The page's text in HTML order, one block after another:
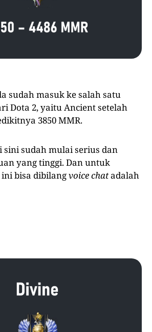
sudah masuk ke salah satu
Dota 2, yaitu Ancient setelah
3850 MMR.
sini sudah mulai serius dan
yang tinggi. Dan untuk
ini bisa dibilangvoice chatadalah